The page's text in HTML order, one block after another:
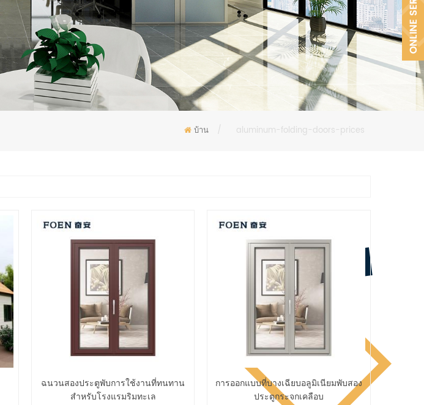
บ้าน / aluminum-folding-doors-prices
ฉนวนสองประตูพับการใช้งานที่ทนทาน
สำหรับโรงแรมริมทะเล
การออกแบบที่บางเฉียบอลูมิเนียมพับสอง
ประตูกระจกเคลือบ